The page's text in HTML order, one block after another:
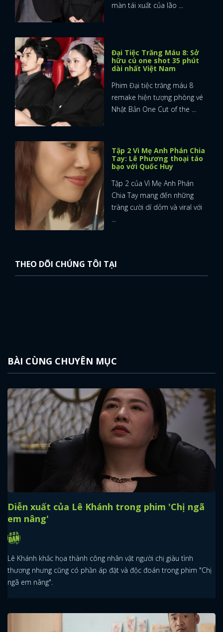
màn tái xuất của lão ...
Đại Tiệc Trăng Máu 8: Sở
hữu cú one shot 35 phút
dài nhất Việt Nam
Phim Đại tiệc trăng máu 8
remake hiện tượng phòng vé
Nhật Bản One Cut of the ...
Tập 2 Vì Mẹ Anh Phán Chia
Tay: Lê Phương thoại táo
bạo với Quốc Huy
Tập 2 của Vì Mẹ Anh Phán
Chia Tay mang đến những
tràng cười dí dỏm và viral với
...
THEO DÕI CHÚNG TÔI TẠI
BÀI CÙNG CHUYÊN MỤC
Diễn xuất của Lê Khánh trong phim 'Chị ngã
em nâng'
Lê Khánh khắc họa thành công nhân vật người chị giàu tình
thương nhưng cũng có phần áp đặt và độc đoán trong phim "Chị
ngã em nâng".